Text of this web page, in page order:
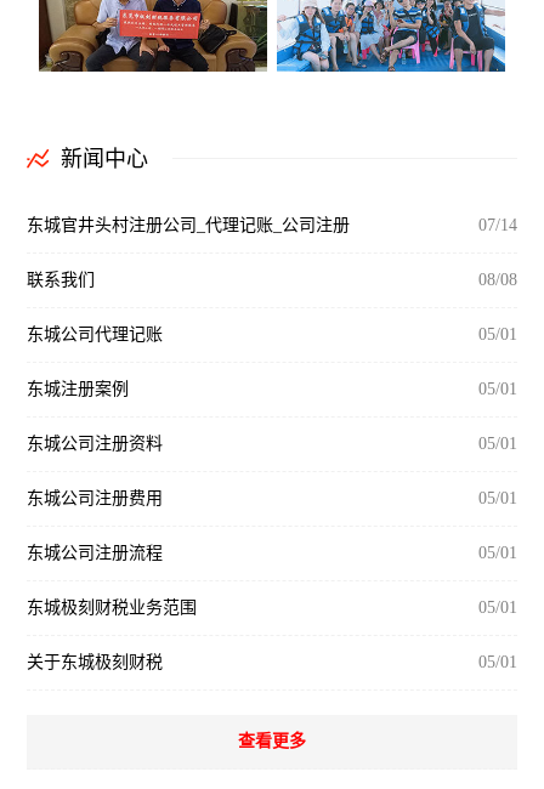
新闻中心
东城官井头村注册公司_代理记账_公司注册 07/14
联系我们 08/08
东城公司代理记账 05/01
东城注册案例 05/01
东城公司注册资料 05/01
东城公司注册费用 05/01
东城公司注册流程 05/01
东城极刻财税业务范围 05/01
关于东城极刻财税 05/01
查看更多